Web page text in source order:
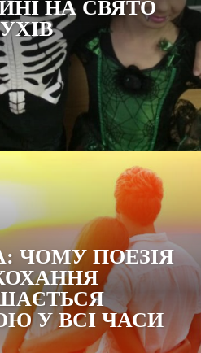
НА СВЯТО
ЧОМУ ПОЕЗІЯ
У ВСІ ЧАСИ